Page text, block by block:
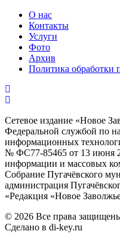
О нас
Контакты
Услуги
Фото
Архив
Политика обработки
Сетевое издание «Новое
Федеральной службой по
информационных
№ ФС77-85465 от 13 июня
информации и массовых
Собрание Пугачёвского
администрация
«Редакция «Новое
© 2026 Все права
Сделано в di-key.ru